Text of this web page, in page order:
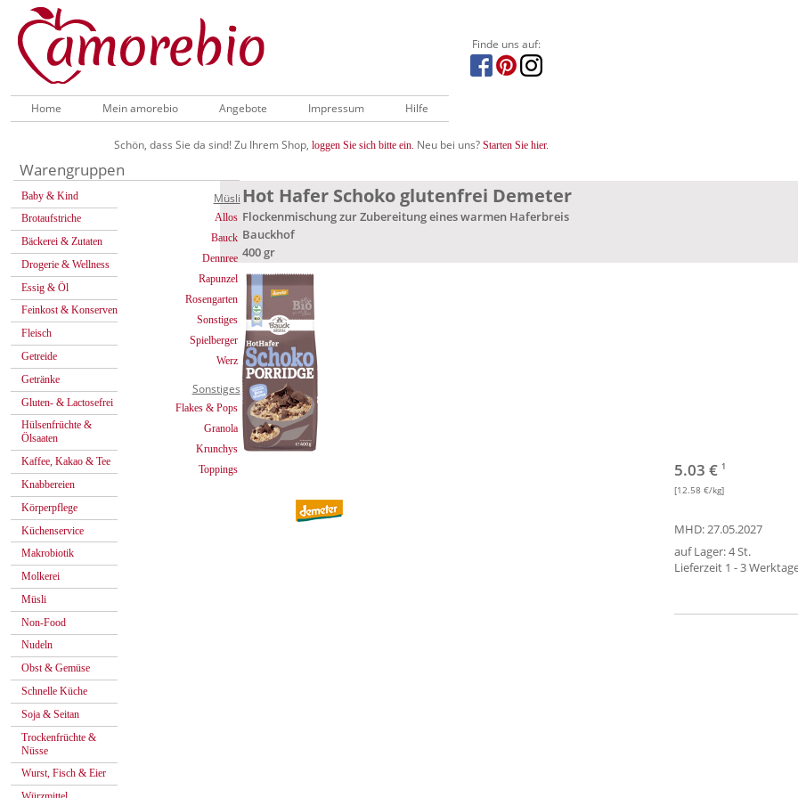
Finde uns auf:
Home Mein amorebio Angebote Impressum Hilfe
Schön, dass Sie da sind! Zu Ihrem Shop, loggen Sie sich bitte ein. Neu bei uns? Starten Sie hier.
Warengruppen
Baby & Kind
Brotaufstriche
Bäckerei & Zutaten
Drogerie & Wellness
Essig & Öl
Feinkost & Konserven
Fleisch
Getreide
Getränke
Gluten- & Lactosefrei
Hülsenfrüchte &
Ölsaaten
Kaffee, Kakao & Tee
Knabbereien
Körperpflege
Küchenservice
Makrobiotik
Molkerei
Müsli
Non-Food
Nudeln
Obst & Gemüse
Schnelle Küche
Soja & Seitan
Trockenfrüchte &
Nüsse
Wurst, Fisch & Eier
Müsli
Allos
Bauck
Dennree
Rapunzel
Rosengarten
Sonstiges
Spielberger
Werz
Sonstiges
Flakes & Pops
Granola
Krunchys
Toppings
Hot Hafer Schoko glutenfrei Demeter
Flockenmischung zur Zubereitung eines warmen Haferbreis
Bauckhof
400 gr
5.03 € 1
[12.58 €/kg]
MHD: 27.05.2027
auf Lager: 4 St.
Lieferzeit 1 - 3